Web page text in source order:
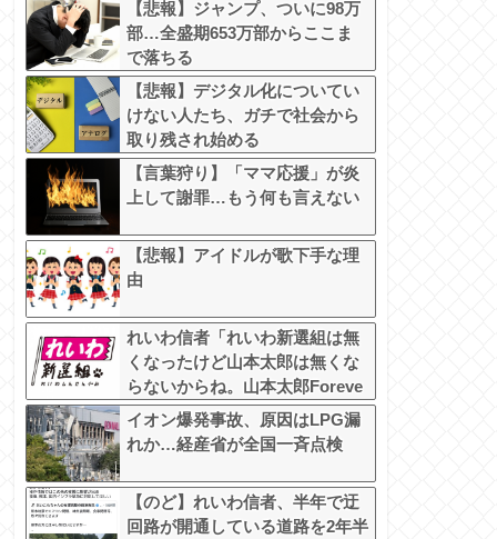
【悲報】ジャンプ、ついに98万
部…全盛期653万部からここま
で落ちる
【悲報】デジタル化についてい
けない人たち、ガチで社会から
取り残され始める
【言葉狩り】「ママ応援」が炎
上して謝罪…もう何も言えない
【悲報】アイドルが歌下手な理
由
れいわ信者「れいわ新選組は無
くなったけど山本太郎は無くな
らないからね。山本太郎Foreve
r????」
イオン爆発事故、原因はLPG漏
れか…経産省が全国一斉点検
【のど】れいわ信者、半年で迂
回路が開通している道路を2年半